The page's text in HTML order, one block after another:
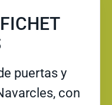
puertas y
con